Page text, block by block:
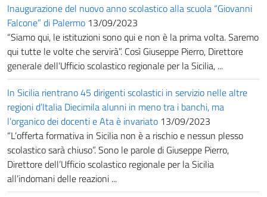
Inaugurazione del nuovo anno scolastico alla scuola “Giovanni
Falcone” di Palermo 13/09/2023
“Siamo qui, le istituzioni sono qui e non è la prima volta. Saremo
qui tutte le volte che servirà”. Così Giuseppe Pierro, Direttore
generale dell’Ufficio scolastico regionale per la Sicilia, ...
In Sicilia rientrano 45 dirigenti scolastici in servizio nelle altre
regioni d’Italia Diecimila alunni in meno tra i banchi, ma
l’organico dei docenti e Ata è invariato 13/09/2023
“L’offerta formativa in Sicilia non è a rischio e nessun plesso
scolastico sarà chiuso”. Sono le parole di Giuseppe Pierro,
Direttore dell’Ufficio scolastico regionale per la Sicilia
all’indomani delle reazioni ...